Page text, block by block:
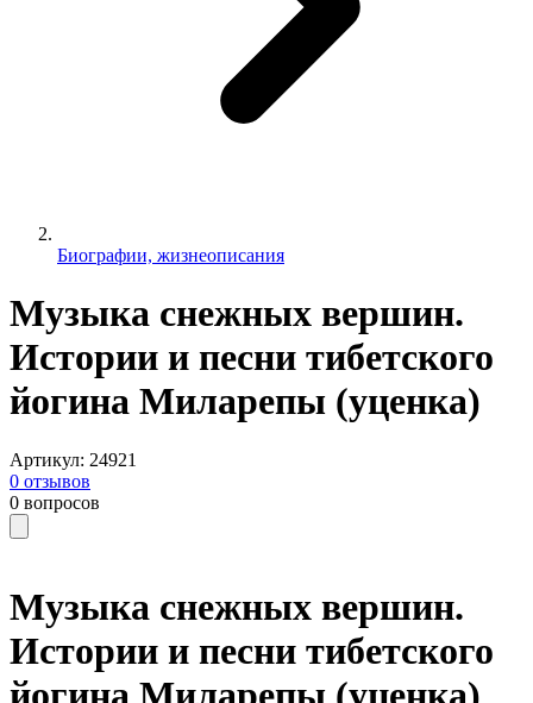
Биографии, жизнеописания
Музыка снежных вершин.
Истории и песни тибетского
йогина Миларепы (уценка)
Артикул: 24921
0 отзывов
0 вопросов
Музыка снежных вершин.
Истории и песни тибетского